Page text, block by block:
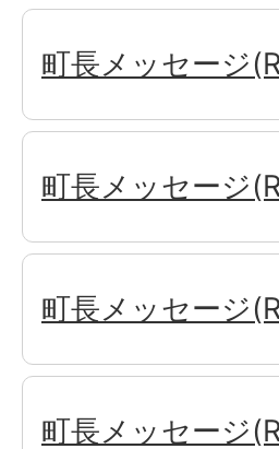
町長メッセージ
町長メッセージ
町長メッセージ
町長メッセージ